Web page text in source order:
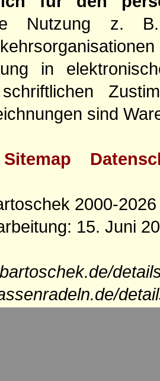
Nutzung z.
in
sind
Sitemap
2000-2026
15. Juni